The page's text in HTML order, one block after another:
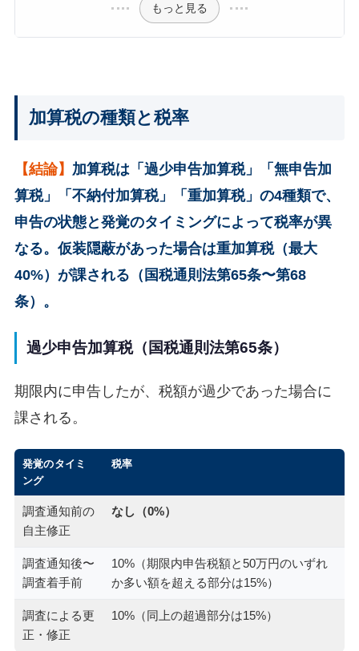
もっと見る
加算税の種類と税率
【結論】 加算税は「過少申告加算税」「無申告加
算税」「不納付加算税」「重加算税」の4種類で、
申告の状態と発覚のタイミングによって税率が異
なる。仮装隠蔽があった場合は重加算税（最大
40%）が課される（国税通則法第65条〜第68
条）。
過少申告加算税（国税通則法第65条）
期限内に申告したが、税額が過少であった場合に
課される。
発覚のタイミ
ング
税率
調査通知前の
自主修正
なし（0%）
調査通知後〜
調査着手前
10%（期限内申告税額と50万円のいずれ
か多い額を超える部分は15%）
調査による更
正・修正
10%（同上の超過部分は15%）